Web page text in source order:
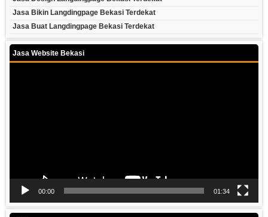
Jasa Bikin Langdingpage Bekasi Terdekat
Jasa Buat Langdingpage Bekasi Terdekat
Jasa Website Bekasi
00:00 01:34